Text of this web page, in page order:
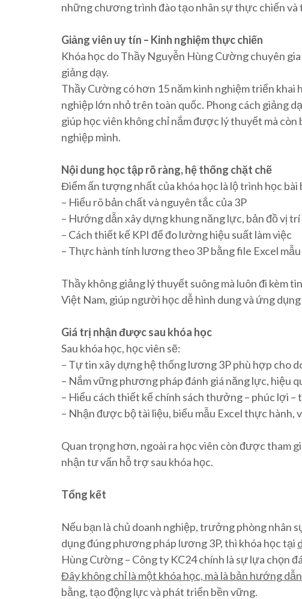
những chương trình đào tạo nhân sự thực chiến và
Giảng viên uy tín – Kinh nghiệm thực chiến
Khóa học do Thầy Nguyễn Hùng Cường chuyên
giảng dạy.
Thầy Cường có hơn 15 năm kinh nghiệm triển khai
nghiệp lớn nhỏ trên toàn quốc. Phong cách giảng
giúp học viên không chỉ nắm được lý thuyết mà còn
nghiệp mình.
Nội dung học tập rõ ràng, hệ thống chặt chẽ
Điểm ấn tượng nhất của khóa học là lộ trình học bài
– Hiểu rõ bản chất và nguyên tắc của 3P
– Hướng dẫn xây dựng khung năng lực, bản đồ vị
– Cách thiết kế KPI để đo lường hiệu suất làm việc
– Thực hành tính lương theo 3P bằng file Excel
Thầy không giảng lý thuyết suông mà luôn đi kèm
Việt Nam, giúp người học dễ hình dung và ứng dụng
Giá trị nhận được sau khóa học
Sau khóa học, học viên sẽ:
– Tự tin xây dựng hệ thống lương 3P phù hợp cho
– Nắm vững phương pháp đánh giá năng lực, hiệu
– Hiểu cách thiết kế chính sách thưởng – phúc lợi –
– Nhận được bộ tài liệu, biểu mẫu Excel thực
Quan trọng hơn, ngoài ra học viên còn được tham
nhận tư vấn hỗ trợ sau khóa học.
Tổng kết
Nếu bạn là chủ doanh nghiệp, trưởng phòng nhân
dụng đúng phương pháp lương 3P, thì khóa học tại
Hùng Cường – Công ty KC24 chính là sự lựa chọn
Đây không chỉ là một khóa học, mà là bản hướng
bằng, tạo động lực và phát triển bền vững.